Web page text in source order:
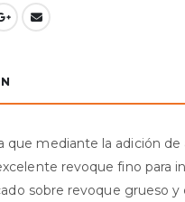
que mediante la adición de
revoque fino para
sobre revoque grueso y